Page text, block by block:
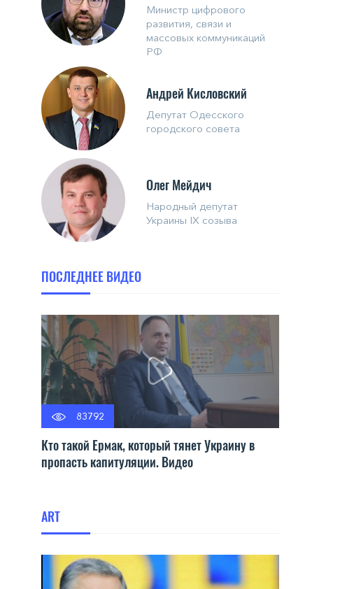
Министр цифрового
развития, связи и
массовых коммуникаций
РФ
Андрей Кисловский
Депутат Одесского
городского совета
Олег Мейдич
Народный депутат
Украины IX созыва
ПОСЛЕДНЕЕ ВИДЕО
83792
Кто такой Ермак, который тянет Украину в
пропасть капитуляции. Видео
ART